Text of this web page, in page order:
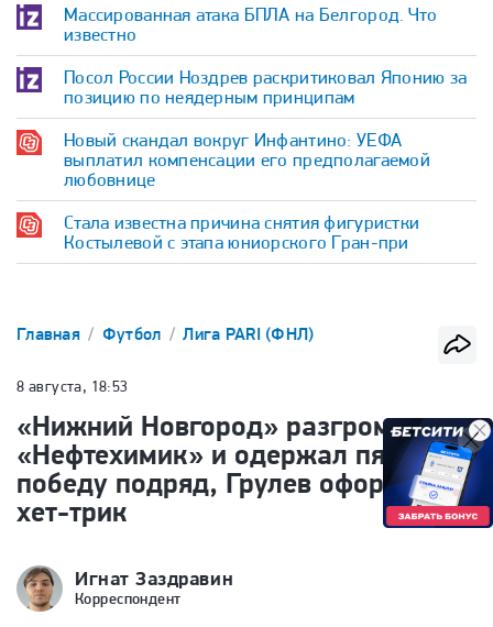
Массированная атака БПЛА на Белгород. Что
известно
Посол России Ноздрев раскритиковал Японию за
позицию по неядерным принципам
Новый скандал вокруг Инфантино: УЕФА
выплатил компенсации его предполагаемой
любовнице
Стала известна причина снятия фигуристки
Костылевой с этапа юниорского Гран-при
Главная Футбол Лига PARI (ФНЛ)
8 августа, 18:53
«Нижний Новгород» разгромил
«Нефтехимик» и одержал пятую
победу подряд, Грулев оформил
хет-трик
Игнат Заздравин
Корреспондент